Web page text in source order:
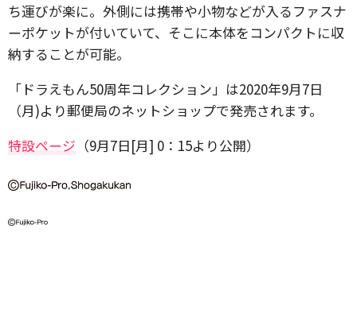
ち運びが楽に。外側には携帯や小物などが入るファスナ
ーポケットが付いていて、そこに本体をコンパクトに収
納することが可能。
「ドラえもん50周年コレクション」は2020年9月7日
（月)より郵便局のネットショップで発売されます。
特設ページ （9月7日[月] 0：15より公開）